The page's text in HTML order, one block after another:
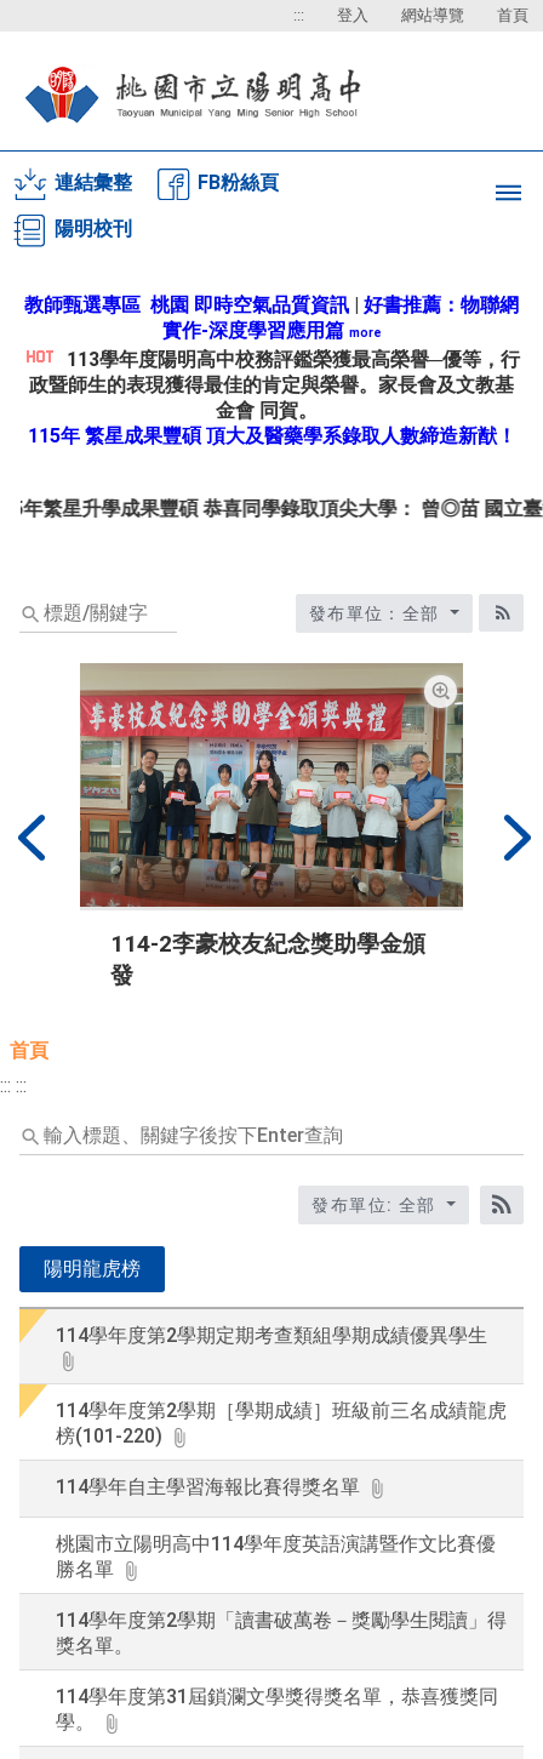
連結彙整
FB粉絲頁
陽明校刊
::: 登入 網站導覽 首頁
教師甄選專區 桃園 即時空氣品質資訊
好書推薦：物聯網
實作-深度學習應用篇 more
113學年度陽明高中校務評鑑榮獲最高榮譽─優等，行
政暨師生的表現獲得最佳的肯定與榮譽。家長會及文教基
金會 同賀。
115年 繁星成果豐碩 頂大及醫藥學系錄取人數締造新猷！
恭喜同學錄取頂尖大學： 曾◎苗 國立臺灣大學 獸醫學系 、
標
題/
發布單位：全部
RSS
上一篇
放大圖片
114-2李豪校友紀念獎助學金頒
發
首頁
::: :::
入
關
後
發布單位: 全部
陽明龍虎榜
114學年度第2學期定期考查類組學期成績優異學生
114學年度第2學期［學期成績］班級前三名成績龍虎
榜(101-220)
114學年自主學習海報比賽得獎名單
桃園市立陽明高中114學年度英語演講暨作文比賽優
勝名單
114學年度第2學期「讀書破萬卷－獎勵學生閱讀」得
獎名單。
114學年度第31屆鎖瀾文學獎得獎名單，恭喜獲獎同
學。